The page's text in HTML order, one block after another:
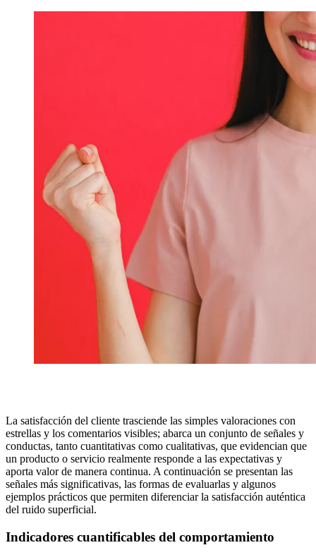
La satisfacción del cliente trasciende las simples valoraciones con
estrellas y los comentarios visibles; abarca un conjunto de señales y
conductas, tanto cuantitativas como cualitativas, que evidencian que
un producto o servicio realmente responde a las expectativas y
aporta valor de manera continua. A continuación se presentan las
señales más significativas, las formas de evaluarlas y algunos
ejemplos prácticos que permiten diferenciar la satisfacción auténtica
del ruido superficial.
Indicadores cuantificables del comportamiento